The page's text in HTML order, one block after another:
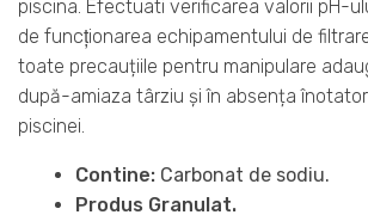
piscina. Efectuati verificarea valorii pH-
de funcţionarea echipamentului de
toate precauțiile pentru manipulare
după-amiaza târziu și în absența
piscinei.
Contine: Carbonat de sodiu.
Produs Granulat.